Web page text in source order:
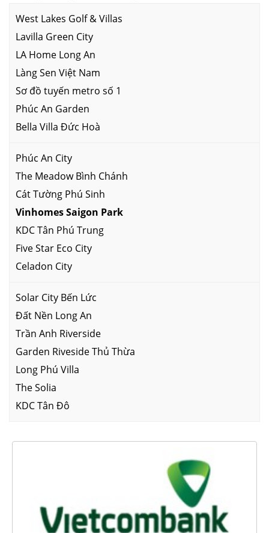
West Lakes Golf & Villas
Lavilla Green City
LA Home Long An
Làng Sen Việt Nam
Sơ đồ tuyến metro số 1
Phúc An Garden
Bella Villa Đức Hoà
Phúc An City
The Meadow Bình Chánh
Cát Tường Phú Sinh
Vinhomes Saigon Park
KDC Tân Phú Trung
Five Star Eco City
Celadon City
Solar City Bến Lức
Đất Nền Long An
Trần Anh Riverside
Garden Riveside Thủ Thừa
Long Phú Villa
The Solia
KDC Tân Đô